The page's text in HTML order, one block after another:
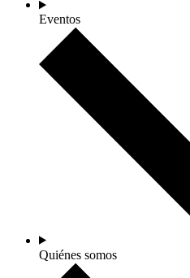
Eventos
Quiénes somos